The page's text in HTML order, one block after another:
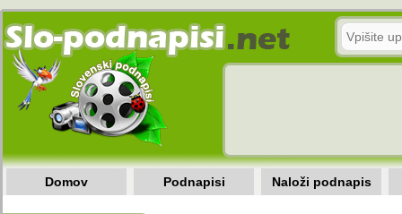
Domov Podnapisi Naloži podnapis